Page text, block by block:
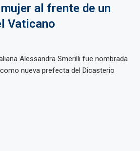
al frente de un
Vaticano
Alessandra Smerilli fue nombrada
nueva prefecta del Dicasterio